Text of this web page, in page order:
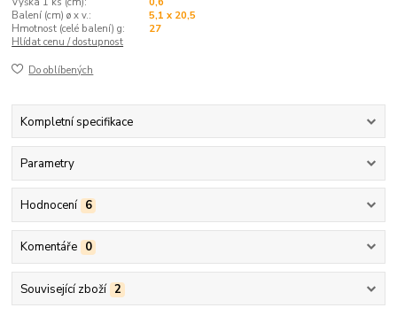
Balení (cm) ø x v.:
5,1 x 20,5
Hmotnost (celé balení) g:
27
Hlídat cenu / dostupnost
Do oblíbených
Kompletní specifikace
Parametry
Hodnocení 6
Komentáře 0
Související zboží 2